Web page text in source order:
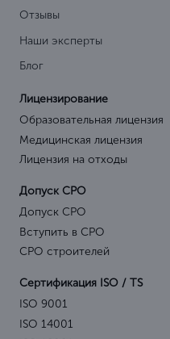
Отзывы
Наши эксперты
Блог
Лицензирование
Образовательная лицензия
Медицинская лицензия
Лицензия на отходы
Допуск СРО
Допуск СРО
Вступить в СРО
СРО строителей
Сертификация ISO / TS
ISO 9001
ISO 14001